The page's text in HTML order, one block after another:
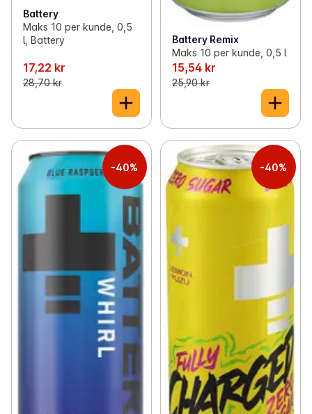
Battery
Maks 10 per kunde, 0,5
l, Battery
17,22 kr
28,70 kr
Battery Remix
Maks 10 per kunde, 0,5 l
15,54 kr
25,90 kr
-40% -40%